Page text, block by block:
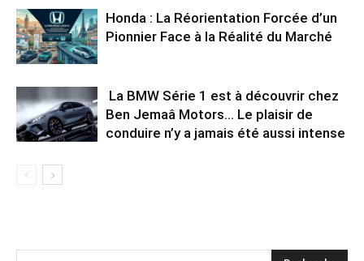
Honda : La Réorientation Forcée d’un
Pionnier Face à la Réalité du Marché
La BMW Série 1 est à découvrir chez
Ben Jemaâ Motors… Le plaisir de
conduire n’y a jamais été aussi intense